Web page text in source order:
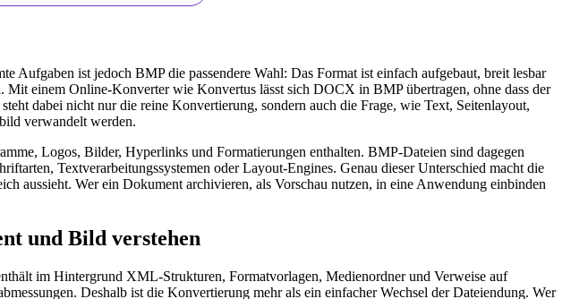
Aufgaben ist jedoch BMP die passendere Wahl: Das Format ist einfach aufgebaut, breit lesbar
einem Online-Konverter wie Konvertus lässt sich DOCX in BMP übertragen, ohne dass der
dabei nicht nur die reine Konvertierung, sondern auch die Frage, wie Text, Seitenlayout,
verwandelt werden.
Logos, Bilder, Hyperlinks und Formatierungen enthalten. BMP-Dateien sind dagegen
Textverarbeitungssystemen oder Layout-Engines. Genau dieser Unterschied macht die
aussieht. Wer ein Dokument archivieren, als Vorschau nutzen, in eine Anwendung einbinden
und Bild verstehen
im Hintergrund XML-Strukturen, Formatvorlagen, Medienordner und Verweise auf
Deshalb ist die Konvertierung mehr als ein einfacher Wechsel der Dateiendung. Wer